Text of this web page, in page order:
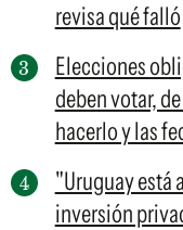
revisa qué falló
Elecciones
deben votar,
hacerlo y las
"Uruguay está
inversión